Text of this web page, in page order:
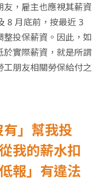
，雇主也應視其薪資
8 月底前，按最近 3
投保薪資。 因此，如
實際薪資，就是所謂
工朋友相關勞保給付之
」幫我投
我的薪水扣
報」有違法